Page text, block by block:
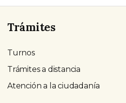
Trámites
Turnos
Trámites a distancia
Atención a la ciudadanía